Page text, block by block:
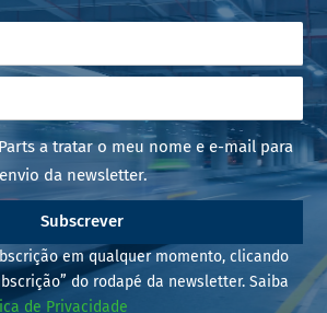
a tratar o meu nome e e-mail para
da newsletter.
Subscrever
em qualquer momento, clicando
do rodapé da newsletter. Saiba
de Privacidade